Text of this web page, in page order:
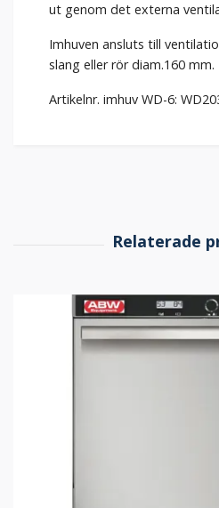
ut genom det externa
Imhuven ansluts till
slang eller rör diam.160 mm.
Artikelnr. imhuv WD-6: